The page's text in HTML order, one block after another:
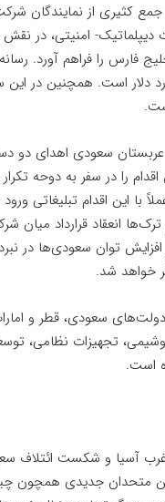
جمع کثیری از نمایندگان
امنیتی، در
فارس را فراهم آورد.
انعقاد قراردادهای به ارزش 50 میلیارد
سعودی اهدای دو
را در سفر به دوحه
این اقدام تبلیغاتی
انعقاد قرارداد میان
افزایش توان سعودی‌ها در
خواهد شد.
سعودی، قطر و
تجهیزات نظامی،
است.
غرب آسیا و شکست ائتلاف